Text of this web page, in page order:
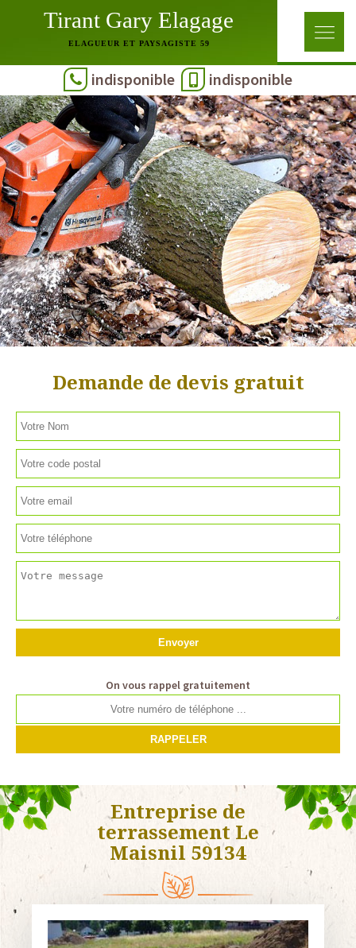
Tirant Gary Elagage
ELAGUEUR ET PAYSAGISTE 59
indisponible indisponible
Demande de devis gratuit
On vous rappel gratuitement
Entreprise de
terrassement Le
Maisnil 59134